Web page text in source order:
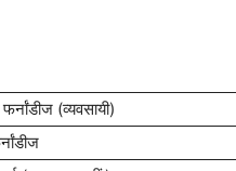
(व्यवसायी)